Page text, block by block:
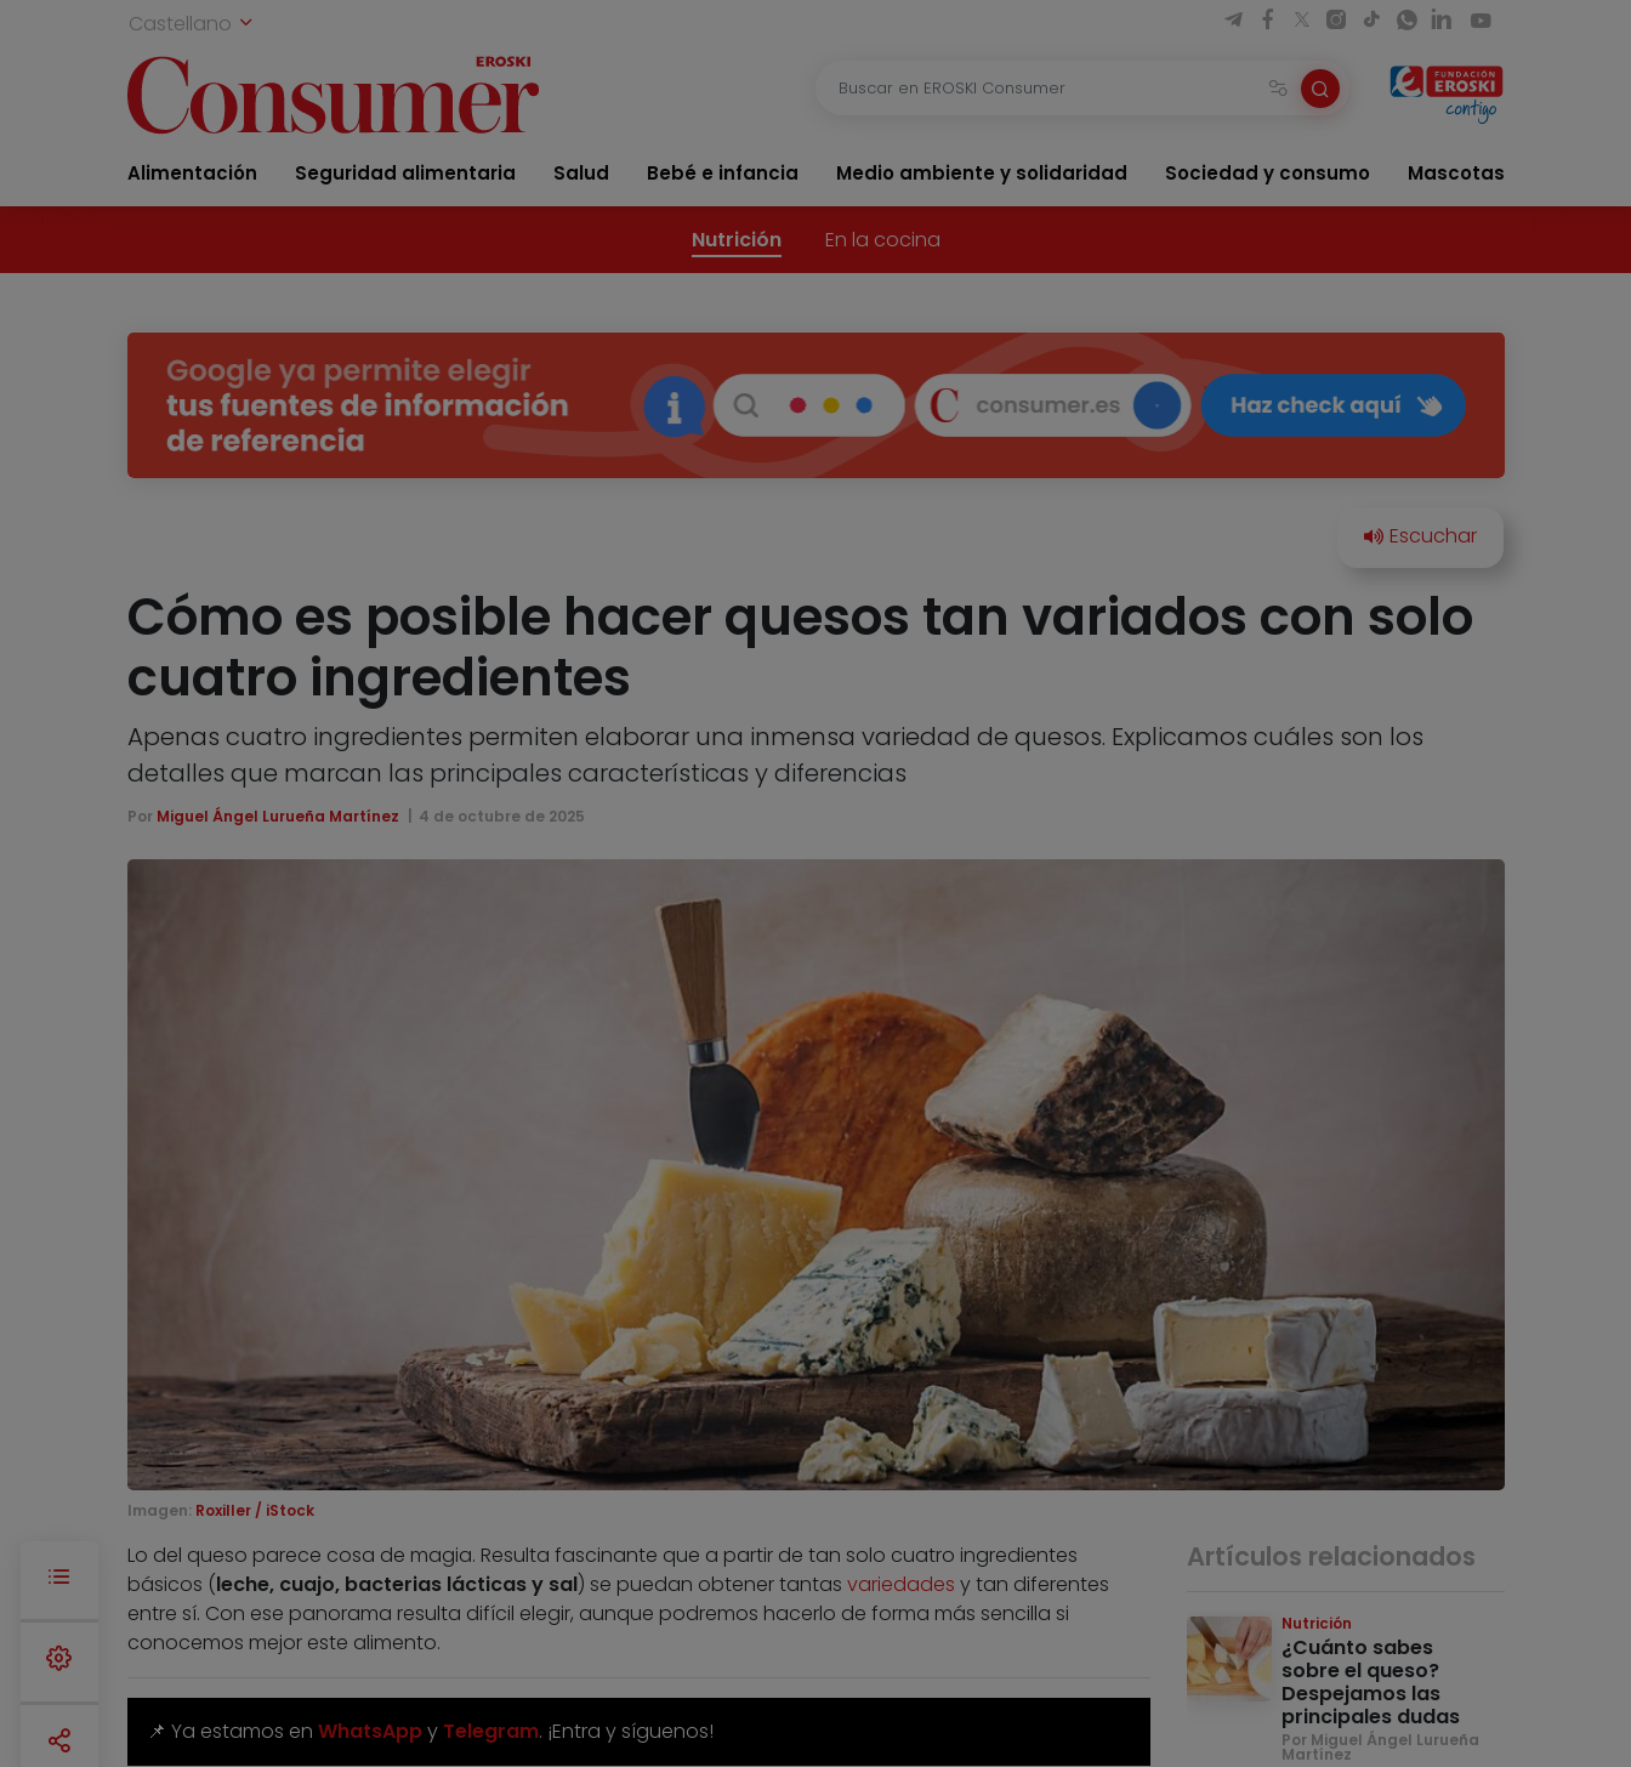
Castellano
Alimentación Seguridad alimentaria Salud Bebé e infancia Medio ambiente y solidaridad Sociedad y consumo Mascotas
Nutrición En la cocina
Cómo es posible hacer quesos tan variados con solo
cuatro ingredientes
Apenas cuatro ingredientes permiten elaborar una inmensa variedad de quesos. Explicamos cuáles son los
detalles que marcan las principales características y diferencias
Por Miguel Ángel Lurueña Martínez 4 de octubre de 2025
Imagen: Roxiller / iStock
Lo del queso parece cosa de magia. Resulta fascinante que a partir de tan solo cuatro ingredientes
básicos (leche, cuajo, bacterias lácticas y sal) se puedan obtener tantas variedades y tan diferentes
entre sí. Con ese panorama resulta difícil elegir, aunque podremos hacerlo de forma más sencilla si
conocemos mejor este alimento.
📌 Ya estamos en WhatsAppy Telegram. ¡Entra y síguenos!
Artículos relacionados
Nutrición
¿Cuánto sabes
sobre el queso?
Despejamos las
principales dudas
Por Miguel Ángel Lurueña
Martínez